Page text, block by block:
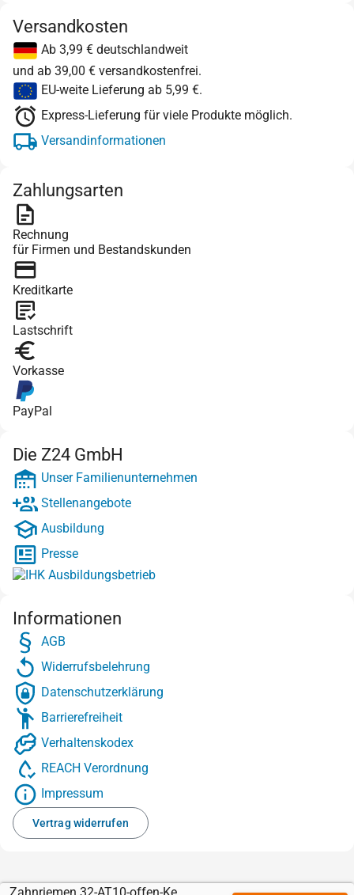
Versandkosten
Ab 3,99 € deutschlandweit
und ab 39,00 € versandkostenfrei.
EU-weite Lieferung ab 5,99 €.
Express-Lieferung für viele Produkte möglich.
Versandinformationen
Zahlungsarten
Rechnung
für Firmen und Bestandskunden
Kreditkarte
Lastschrift
Vorkasse
PayPal
Die Z24 GmbH
Unser Familienunternehmen
Stellenangebote
Ausbildung
Presse
Informationen
AGB
Widerrufsbelehrung
Datenschutzerklärung
Barrierefreiheit
Verhaltenskodex
REACH Verordnung
Impressum
Vertrag widerrufen